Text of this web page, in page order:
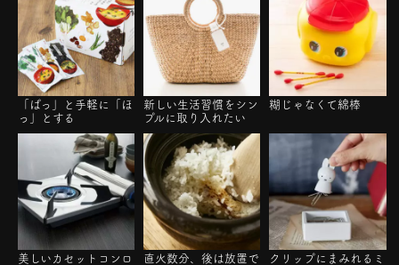
「ぱっ」と手軽に「ほ
っ」とする
新しい生活習慣をシン
プルに取り入れたい
糊じゃなくて綿棒
美しいカセットコンロ 直火数分、後は放置で クリップにまみれるミ